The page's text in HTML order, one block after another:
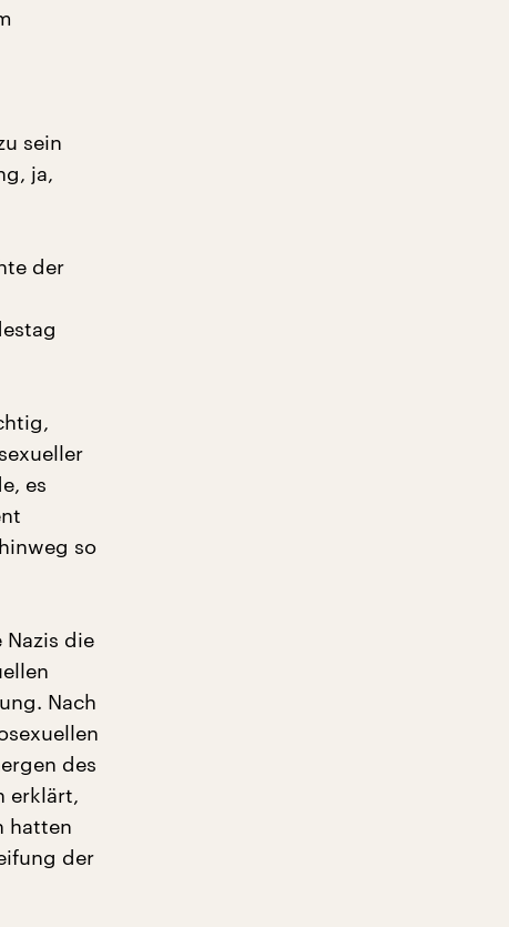
sein
ja,
der
es
so
Nazis die
Nach
des
erklärt,
hatten
der